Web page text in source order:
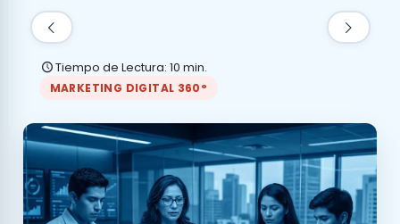
Tiempo de Lectura: 10 min.
MARKETING DIGITAL 360°